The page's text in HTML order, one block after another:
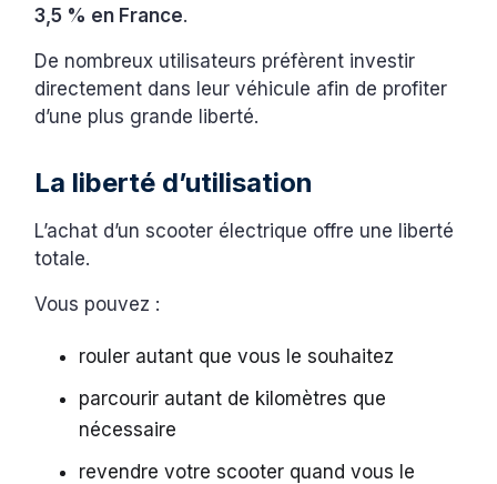
3,5 % en France.
De nombreux utilisateurs préfèrent investir
directement dans leur véhicule afin de profiter
d’une plus grande liberté.
La liberté d’utilisation
L’achat d’un scooter électrique offre une liberté
totale.
Vous pouvez :
rouler autant que vous le souhaitez
parcourir autant de kilomètres que
nécessaire
revendre votre scooter quand vous le